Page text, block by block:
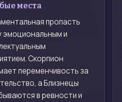
места
пропасть
эмоциональным и
Скорпион
переменчивость за
а Близнецы
в ревности и